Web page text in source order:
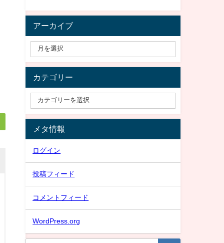
アーカイブ
カテゴリー
メタ情報
ログイン
投稿フィード
コメントフィード
WordPress.org